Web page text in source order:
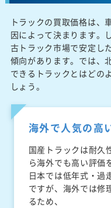
トラックの買取価格は、
因によって決まります。
古トラック市場で安定し
傾向があります。では、
できるトラックとはどの
しょう。
海外で人気の高
国産トラックは耐久
ら海外でも高い評価
日本では低年式・過
ですが、海外では修
るため、